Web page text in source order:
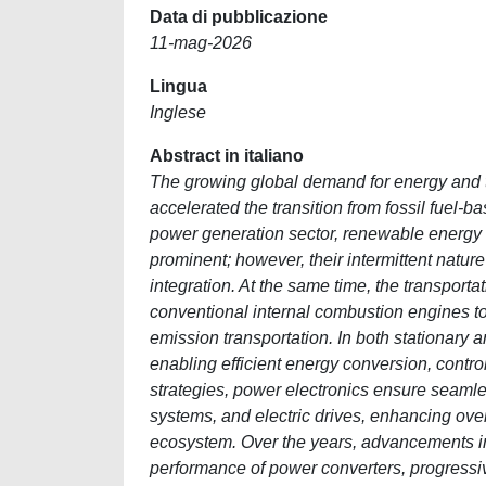
Data di pubblicazione
11-mag-2026
Lingua
Inglese
Abstract in italiano
The growing global demand for energy
accelerated the transition from fossil fuel-
power generation sector, renewable
prominent; however, their intermittent
integration. At the same time, the
conventional internal combustion engines
emission transportation. In both stationary
enabling efficient energy conversion,
strategies, power electronics ensure
systems, and electric drives, enhancing
ecosystem. Over the years,
performance of power converters,